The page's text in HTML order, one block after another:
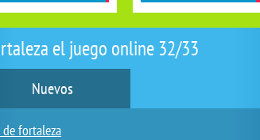
el juego online 32/33
Nuevos
de fortaleza